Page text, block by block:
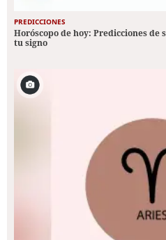
PREDICCIONES
Horóscopo de hoy: Predicciones
tu signo